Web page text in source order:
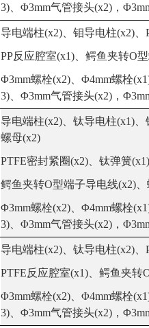
3)、Φ3mm气管接头(x2)，
导电端柱(x2)、钼导电柱(x2)、
PP反应腔室(x1)、鳄鱼夹转O
Φ3mm螺栓(x2)、Φ4mm螺栓
3)、Φ3mm气管接头(x2)，
导电端柱(x2)、钛导电柱(x1)
螺母(x2)
PTFE密封紧圈(x2)、 钛弹簧
鳄鱼夹转O型端子导电线(x2)
Φ3mm螺栓(x2)、Φ4mm螺栓
3)、Φ3mm气管接头(x2)，
导电端柱(x2)、钛导电柱(x2)
PTFE反应腔室(x1)、鳄鱼夹转
Φ3mm螺栓(x2)、Φ4mm螺栓
3)、Φ3mm气管接头(x2)，